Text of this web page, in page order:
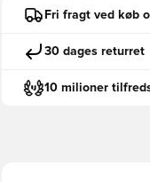
Fri fragt ved køb
30 dages returret
10 milioner